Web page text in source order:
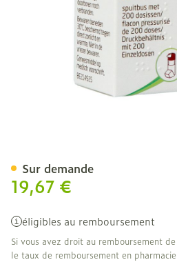
19,67 €
éligibles au remboursement
Si vous avez droit au remboursement
le taux de remboursement en
Sur demande